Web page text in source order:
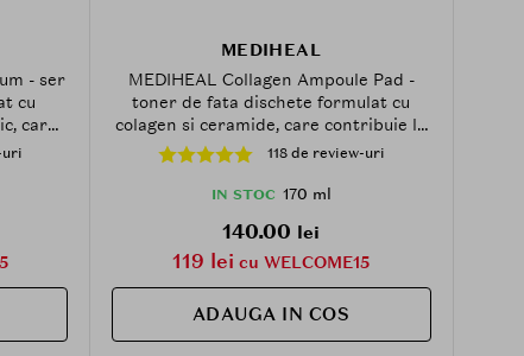
- ser
cu
care
la
10 ml
uri
MEDIHEAL
MEDIHEAL Collagen Ampoule Pad -
toner de fata dischete formulat cu
colagen si ceramide, care contribuie la
fermitatea pielii - 100 buc
118 de review-uri
IN STOC 170 ml
140.00 lei
119 lei cu WELCOME15
ADAUGA IN COS